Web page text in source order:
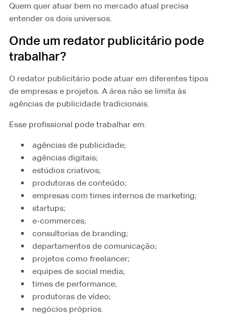
Quem quer atuar bem no mercado atual precisa
entender os dois universos.
Onde um redator publicitário pode
trabalhar?
O redator publicitário pode atuar em diferentes tipos
de empresas e projetos. A área não se limita às
agências de publicidade tradicionais.
Esse profissional pode trabalhar em:
agências de publicidade;
agências digitais;
estúdios criativos;
produtoras de conteúdo;
empresas com times internos de marketing;
startups;
e-commerces;
consultorias de branding;
departamentos de comunicação;
projetos como freelancer;
equipes de social media;
times de performance;
produtoras de vídeo;
negócios próprios.